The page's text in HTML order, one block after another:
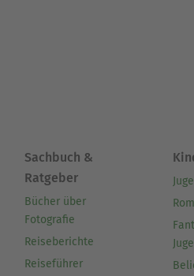
Sachbuch &
Ratgeber
Bücher über
Fotografie
Reiseberichte
Reiseführer